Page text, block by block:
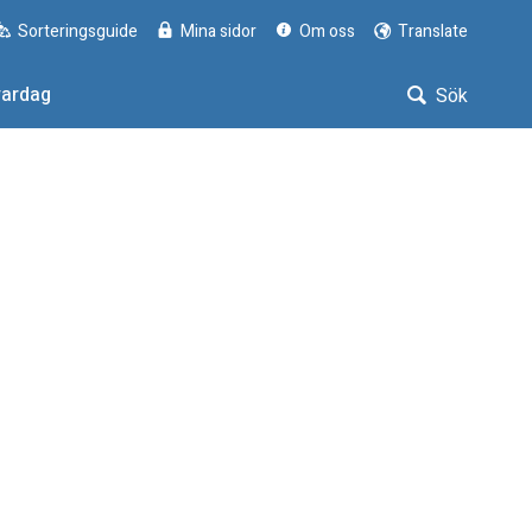
Sorteringsguide Mina sidor Om oss Translate
Sök